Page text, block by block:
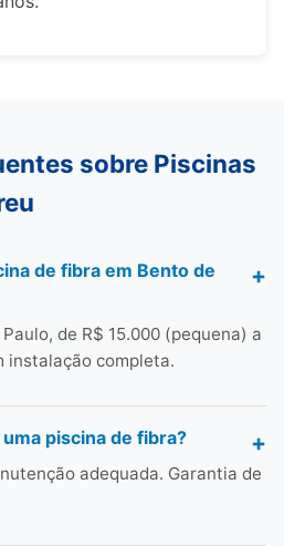
sobre Piscinas
de fibra em Bento de
de R$ 15.000 (pequena) a
instalação completa.
piscina de fibra?
adequada. Garantia de